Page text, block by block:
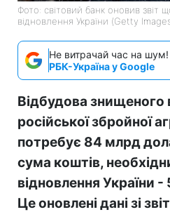
Фото: світовий банк оновив звіт
відновлення України (Getty
Не витрачай час на шум!
РБК-Україна у Google
Відбудова знищеного
російської збройної
потребує 84 млрд
сума коштів,
відновлення України
Це оновлені дані зі